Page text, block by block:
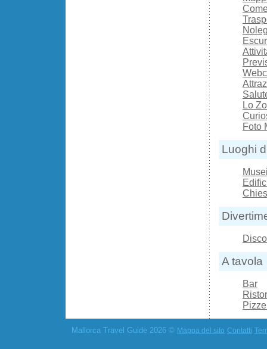
Lo
Foto
Luoghi
A tavola
Bar
Mallorca Travel Guide 2026 © Mappa del sito Contatti